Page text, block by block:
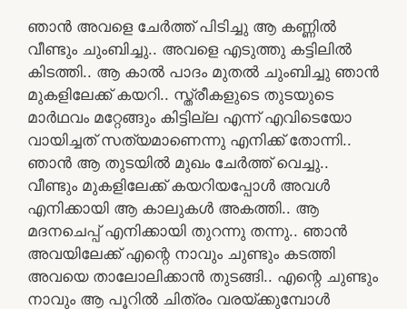
ഞാൻ അവളെ ചേർത്ത് പിടിച്ചു ആ കണ്ണിൽ
വീണ്ടും ചുംബിച്ചു.. അവളെ എടുത്തു കട്ടിലിൽ
കിടത്തി.. ആ കാൽ പാദം മുതൽ ചുംബിച്ചു ഞാൻ
മുകളിലേക്ക് കയറി.. സ്ത്രീകളുടെ തുടയുടെ
മാർഥവം മറ്റേങ്ങും കിട്ടില്ല എന്ന് എവിടെയോ
വായിച്ചത് സത്യമാണെന്നു എനിക്ക് തോന്നി..
ഞാൻ ആ തുടയിൽ മുഖം ചേർത്ത് വെച്ചു..
വീണ്ടും മുകളിലേക്ക് കയറിയപ്പോൾ അവൾ
എനിക്കായി ആ കാലുകൾ അകത്തി.. ആ
മദനചെപ്പ് എനിക്കായി തുറന്നു തന്നു.. ഞാൻ
അവയിലേക്ക് എന്റെ നാവും ചുണ്ടും കടത്തി
അവയെ താലോലിക്കാൻ തുടങ്ങി.. എന്റെ ചുണ്ടും
നാവും ആ പൂറിൽ ചിത്രം വരയ്ക്കുമ്പോൾ